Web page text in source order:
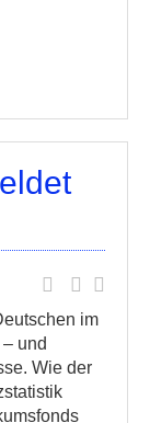
im
und
Wie der